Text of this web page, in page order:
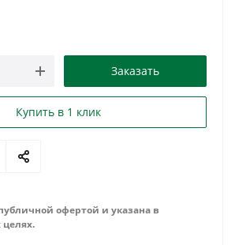
Заказать
Купить в 1 клик
офертой и указана в